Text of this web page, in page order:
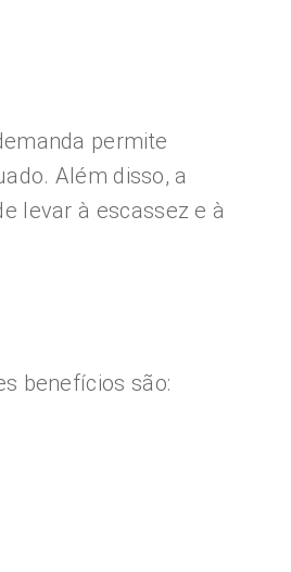
permite
Além disso, a
levar à escassez e à
benefícios são: